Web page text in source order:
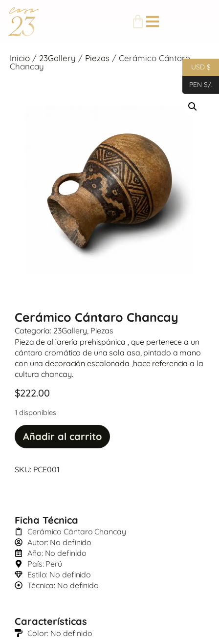
Inicio / 23Gallery / Piezas / Cerámico Cántaro
Chancay
Categoría: 23Gallery Piezas
Cerámico Cántaro Chancay
Pieza de alfarería prehispánica , que pertenece a un
cántaro cromático de una sola asa, pintado a mano
con una decoración escalonada ,hace referencia a la
cultura chancay.
$222.00
1 disponibles
Añadir al carrito
SKU: PCE001
Ficha Técnica
Cerámico Cántaro Chancay
Autor: No definido
Año: No definido
País: Perú
Estilo: No definido
Técnica: No definido
Características
Color: No definido
USD $
PEN S/.